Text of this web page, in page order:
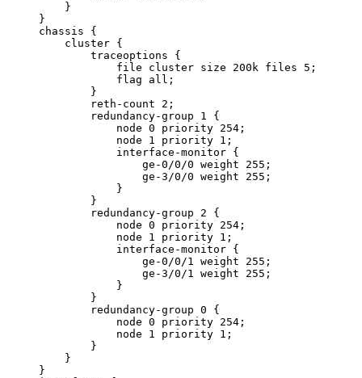
    }
}
chassis {
    cluster {
        traceoptions {
            file cluster size 200k files 5;
            flag all;
        }
        reth-count 2;
        redundancy-group 1 {
            node 0 priority 254;
            node 1 priority 1;
            interface-monitor {
                ge-0/0/0 weight 255;
                ge-3/0/0 weight 255;
            }
        }
        redundancy-group 2 {
            node 0 priority 254;
            node 1 priority 1;
            interface-monitor {
                ge-0/0/1 weight 255;
                ge-3/0/1 weight 255;
            }
        }
        redundancy-group 0 {
            node 0 priority 254;
            node 1 priority 1;
        }
    }
}